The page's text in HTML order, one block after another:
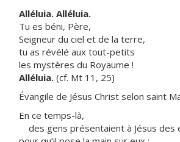
Alléluia. Alléluia.
Tu es béni, Père,
Seigneur du ciel et de la terre,
tu as révélé aux tout-petits
les mystères du Royaume !
Alléluia. (cf. Mt 11, 25)
Évangile de Jésus Christ selon saint
En ce temps-là,
des gens présentaient à Jésus des